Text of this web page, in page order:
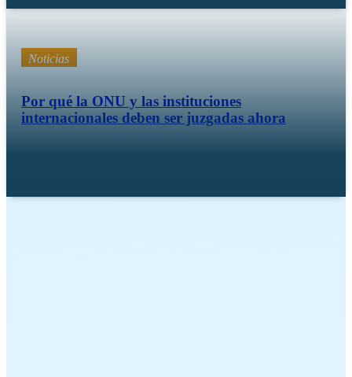
Noticias
Por qué la ONU y las instituciones
internacionales deben ser juzgadas ahora